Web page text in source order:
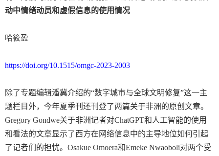
动中情绪动员和虚假信息的使用情况
哈筱盈
https://doi.org/10.1515/omgc-2023-2003
除了专题编辑潘冀介绍的“数字城市与全球文明修复”这一主
题栏目外，今年夏季刊还刊登了两篇关于非洲的原创文章。
Gregory Gondwe关于非洲记者对ChatGPT和人工智能的使用
和看法的文章显示了西方在网络信息中的主导地位如何引起
了记者们的担忧。 Osakue Omoera和Emeke Nwaoboli对两个受